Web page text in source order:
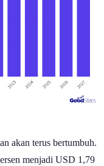
akan terus bertumbuh.
menjadi USD 1,79